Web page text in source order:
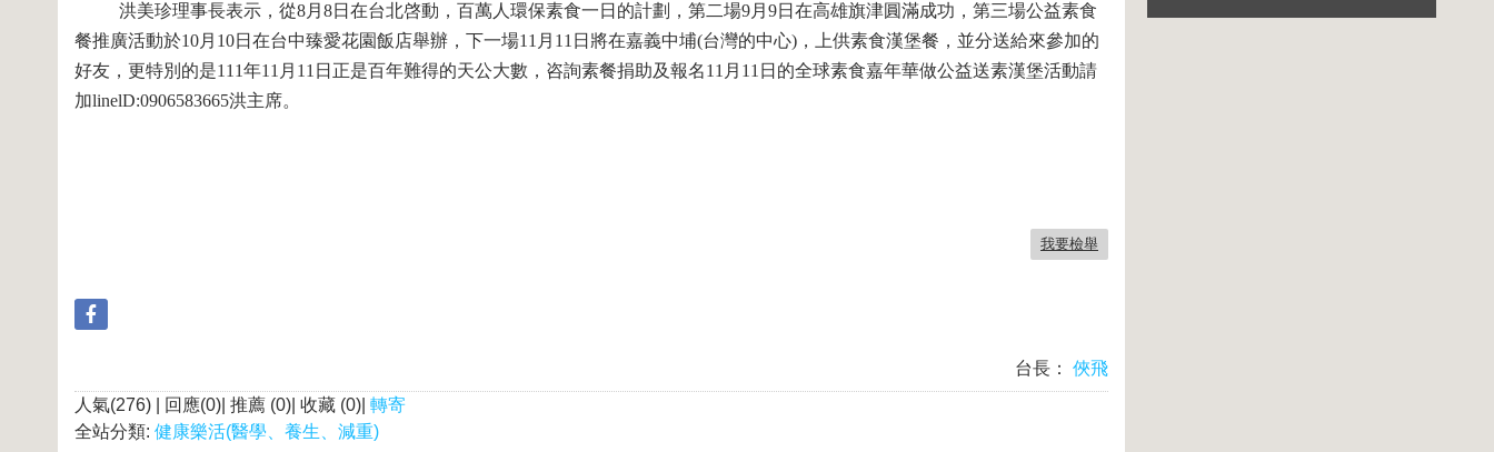
洪美珍理事長表示，從8月8日在台北啓動，百萬人環保素食一日的計劃，第二場9月9日在高雄旗津圓滿成功，第三場公益素食
餐推廣活動於10月10日在台中臻愛花園飯店舉辦，下一場11月11日將在嘉義中埔(台灣的中心)，上供素食漢堡餐，並分送給來參加的
好友，更特別的是111年11月11日正是百年難得的天公大數，咨詢素餐捐助及報名11月11日的全球素食嘉年華做公益送素漢堡活動請
加linelD:0906583665洪主席。
我要檢舉
台長：
俠飛
人氣(276) | 回應(0)| 推薦 (0)| 收藏 (0)| 轉寄
全站分類: 健康樂活(醫學、養生、減重)